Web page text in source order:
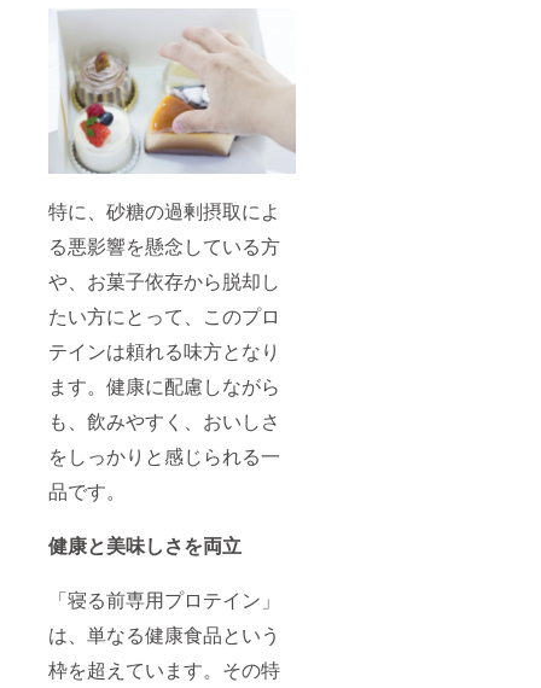
特に、砂糖の過剰摂取によ
る悪影響を懸念している方
や、お菓子依存から脱却し
たい方にとって、このプロ
テインは頼れる味方となり
ます。健康に配慮しながら
も、飲みやすく、おいしさ
をしっかりと感じられる一
品です。
健康と美味しさを両立
「寝る前専用プロテイン」
は、単なる健康食品という
枠を超えています。その特